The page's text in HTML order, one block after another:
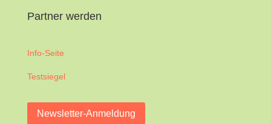
Partner werden
Info-Seite
Testsiegel
Newsletter-Anmeldung